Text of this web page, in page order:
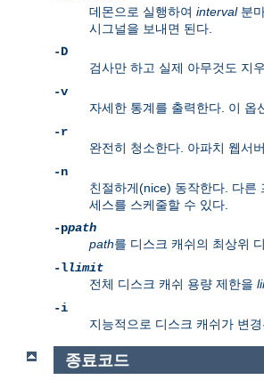
데몬으로 실행하여 interval분
시그널을 보내면 된다.
-D
검사만 하고 실제 아무것도 지
-v
자세한 통계를 출력한다. 이 옵
-r
완전히 청소한다. 아파치 웹서
-n
친절하게(nice) 동작한다. 다른
세스를 스케줄할 수 있다.
-ppath
path를 디스크 캐쉬의 최상위
-llimit
전체 디스크 캐쉬 용량 제한을
-i
지능적으로 디스크 캐쉬가 변
종료코드